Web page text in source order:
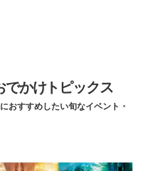
かけトピックス
おすすめしたい旬なイベント・